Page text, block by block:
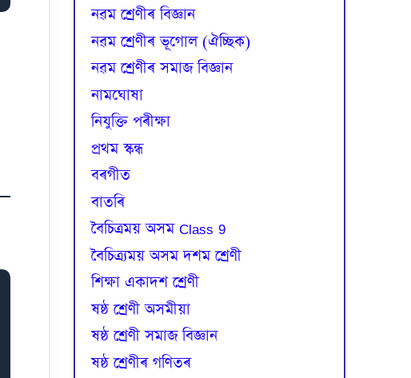
নৱম শ্ৰেণীৰ বিজ্ঞান
নৱম শ্ৰেণীৰ ভূগোল (ঐচ্ছিক)
নৱম শ্ৰেণীৰ সমাজ বিজ্ঞান
নামঘোষা
নিযুক্তি পৰীক্ষা
প্রথম স্কন্ধ
বৰগীত
বাতৰি
বৈচিত্রময় অসম Class 9
বৈচিত্র্যময় অসম দশম শ্ৰেণী
শিক্ষা একাদশ শ্ৰেণী
ষষ্ঠ শ্ৰেণী অসমীয়া
ষষ্ঠ শ্ৰেণী সমাজ বিজ্ঞান
ষষ্ঠ শ্ৰেণীৰ গণিতৰ